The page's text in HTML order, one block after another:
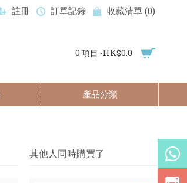
註冊 訂單記錄 收藏清單 (0)
0 項目 -HK$0.0
產品分類
其他人同時購買了